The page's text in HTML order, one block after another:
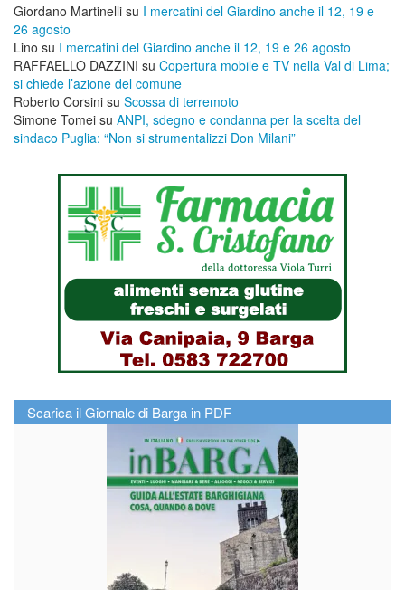
Giordano Martinelli su I mercatini del Giardino anche il 12, 19 e
26 agosto
Lino su I mercatini del Giardino anche il 12, 19 e 26 agosto
RAFFAELLO DAZZINI su ​Copertura mobile e TV nella Val di Lima;
si chiede l’azione del comune
Roberto Corsini su Scossa di terremoto
Simone Tomei su ANPI, sdegno e condanna per la scelta del
sindaco Puglia: “Non si strumentalizzi Don Milani”
Scarica il Giornale di Barga in PDF